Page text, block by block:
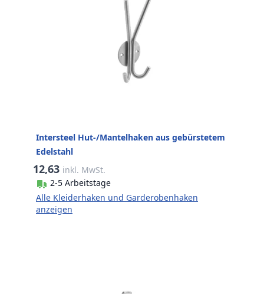
Intersteel Hut-/Mantelhaken aus gebürstetem
Edelstahl
12,63 inkl. MwSt.
2-5 Arbeitstage
Alle Kleiderhaken und Garderobenhaken
anzeigen